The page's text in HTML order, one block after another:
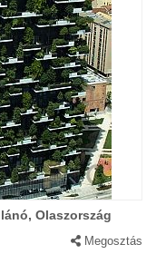
Olaszország
Megosztás